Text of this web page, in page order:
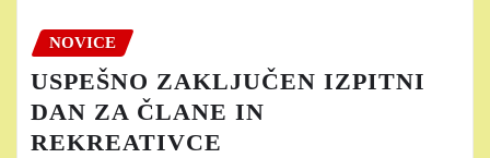
NOVICE
USPEŠNO ZAKLJUČEN IZPITNI
DAN ZA ČLANE IN
REKREATIVCE